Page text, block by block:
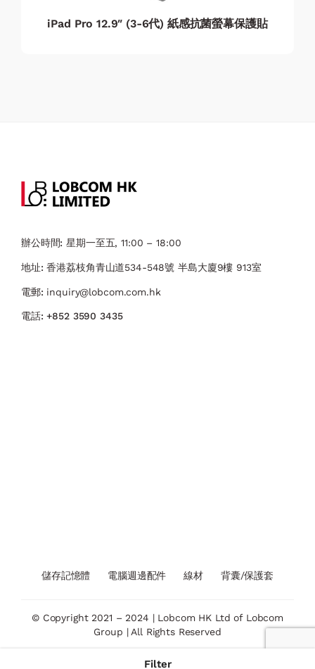
iPad Pro 12.9″ (3-6代) 紙感抗菌螢幕保護貼
辦公時間: 星期一至五, 11:00 – 18:00
地址: 香港荔枝角青山道534-548號 ​半島大廈9樓 913室
電郵: inquiry@lobcom.com.hk
電話:+852 3590 3435
儲存記憶體 電腦週邊配件 線材 背囊/保護套
© Copyright 2021 – 2024 | Lobcom HK Ltd of Lobcom
Group | All Rights Reserved
Filter